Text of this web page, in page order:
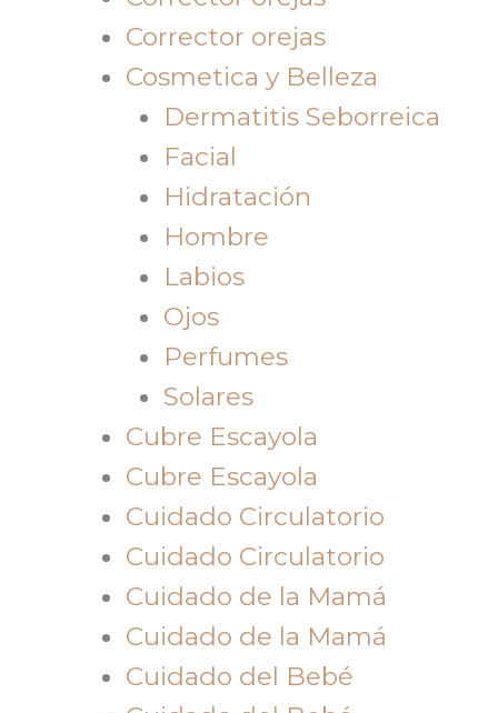
Corrector orejas
Cosmetica y Belleza
Dermatitis Seborreica
Facial
Hidratación
Hombre
Labios
Ojos
Perfumes
Solares
Cubre Escayola
Cubre Escayola
Cuidado Circulatorio
Cuidado Circulatorio
Cuidado de la Mamá
Cuidado de la Mamá
Cuidado del Bebé